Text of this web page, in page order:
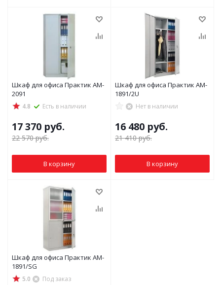
Шкаф для офиса Практик AM-
2091
4.8 Есть в наличии
17 370 руб.
22 570руб.
В корзину
Шкаф для офиса Практик AM-
1891/2U
Нет в наличии
16 480 руб.
21 410руб.
В корзину
Шкаф для офиса Практик AM-
1891/SG
5.0 Под заказ